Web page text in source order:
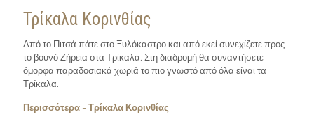
Τρίκαλα Κορινθίας
Από το Πιτσά πάτε στο Ξυλόκαστρο και από εκεί συνεχίζετε προς
το βουνό Ζήρεια στα Τρίκαλα. Στη διαδρομή θα συναντήσετε
όμορφα παραδοσιακά χωριά το πιο γνωστό από όλα είναι τα
Τρίκαλα.
Περισσότερα - Τρίκαλα Κορινθίας